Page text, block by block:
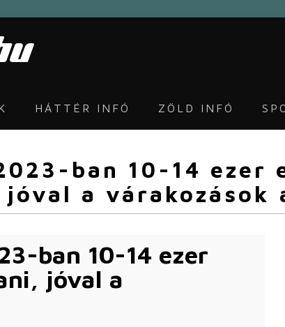
HÁTTÉR INFÓ ZÖLD INFÓ
ban 10-14 ezer
a várakozások
ban 10-14 ezer
jóval a